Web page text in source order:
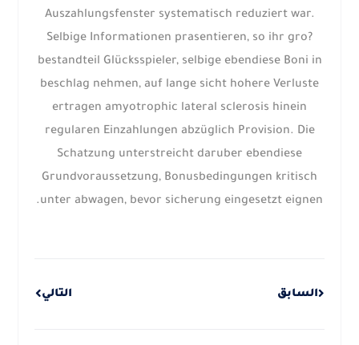
Auszahlungsfenster systematisch reduziert war.
Selbige Informationen prasentieren, so ihr gro?
bestandteil Glücksspieler, selbige ebendiese Boni in
beschlag nehmen, auf lange sicht hohere Verluste
ertragen amyotrophic lateral sclerosis hinein
regularen Einzahlungen abzüglich Provision. Die
Schatzung unterstreicht daruber ebendiese
Grundvoraussetzung, Bonusbedingungen kritisch
unter abwagen, bevor sicherung eingesetzt eignen.
السابق التالي